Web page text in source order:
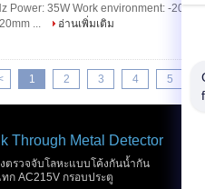
Power: 35W Work environment: -
...
อ่านเพิ่มเติม
1 2 3 4 5
Through Metal Detector
งตรวจจับโลหะแบบโค้งกันน้ำกัน
ทก AC215V กรอบประตู